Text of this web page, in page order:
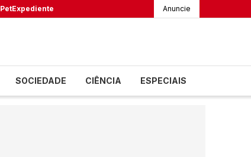
PetExpediente Anuncie
SOCIEDADE CIÊNCIA ESPECIAIS